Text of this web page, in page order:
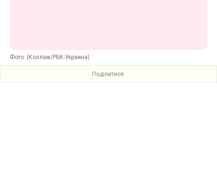
Фото: (Коллаж/РБК-Украина)
Поділитися: